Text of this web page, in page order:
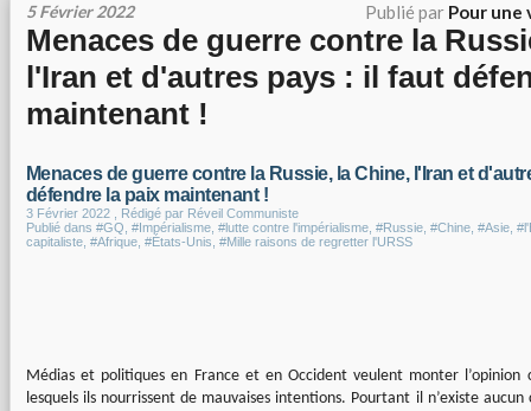
5 Février 2022 Publié par Pour une
Menaces de guerre contre la
l'Iran et d'autres pays : il faut
maintenant !
Menaces de guerre contre la Russie, la Chine, l'Iran et
défendre la paix maintenant !
3 Février 2022
, Rédigé par Réveil Communiste
Publié dans #GQ #Impérialisme #lutte contre l'impérialisme #Russie #Chine #Asie
capitaliste #Afrique #États-Unis #Mille raisons de regretter l'URSS
Médias et politiques en France et en Occident veulent monter l’opinion
lesquels ils nourrissent de mauvaises intentions. Pourtant il n’existe